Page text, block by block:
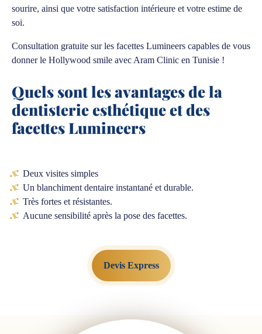
sourire, ainsi que votre satisfaction intérieure et votre estime de
soi.
Consultation gratuite sur les facettes Lumineers capables de vous
donner le Hollywood smile avec Aram Clinic en Tunisie !
Quels sont les avantages de la
dentisterie esthétique et des
facettes Lumineers
Deux visites simples
Un blanchiment dentaire instantané et durable.
Très fortes et résistantes.
Aucune sensibilité après la pose des facettes.
Devis Express